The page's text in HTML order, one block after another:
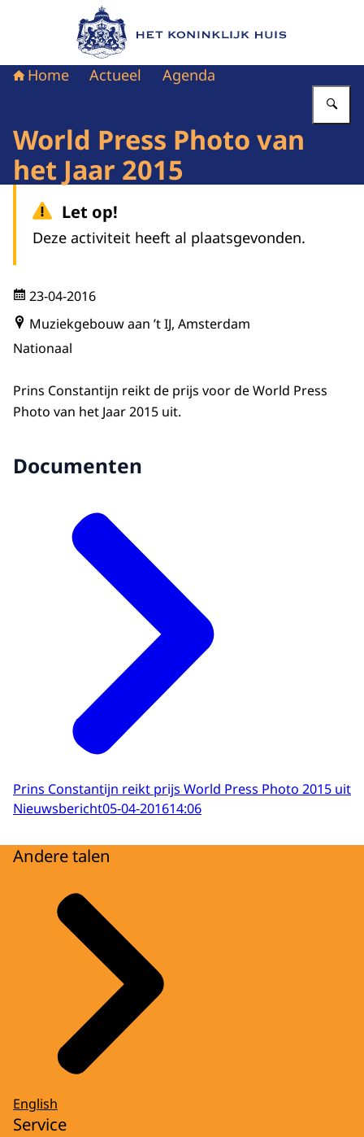
Naar de homepage van Het Koninklijk Huis
Home Actueel Agenda
World Press Photo van
het Jaar 2015
Let op!
Deze activiteit heeft al plaatsgevonden.
23-04-2016
Muziekgebouw aan ’t IJ, Amsterdam
Nationaal
Prins Constantijn reikt de prijs voor de World Press
Photo van het Jaar 2015 uit.
Documenten
Prins Constantijn reikt prijs World Press Photo 2015 uit
Nieuwsbericht05-04-201614:06
Andere talen
English
Service